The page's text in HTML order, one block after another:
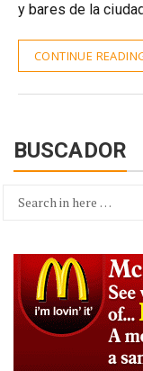
y bares de la
CONTINUE
BUSCADOR
Search